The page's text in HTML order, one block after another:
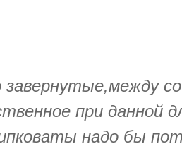
при данной
надо бы